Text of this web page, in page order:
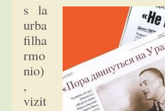
s la
urba
filha
rmo
nio)
,
vizit